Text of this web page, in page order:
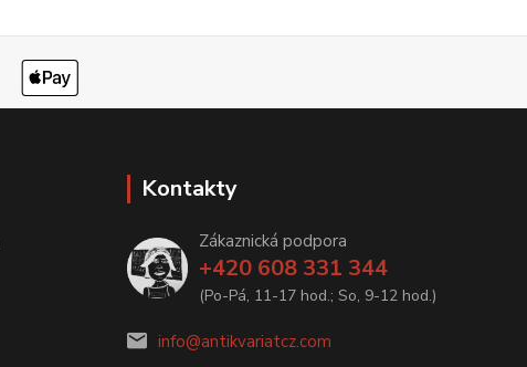
Kontakty
Zákaznická podpora
+420 608 331 344
(Po-Pá, 11-17 hod.; So, 9-12 hod.)
info@antikvariatcz.com